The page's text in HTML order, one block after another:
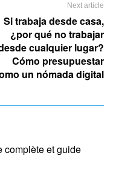
Next article
Si trabaja desde casa,
¿por qué no trabajar
cualquier lugar?
Cómo presupuestar
un nómada digital
complète et guide